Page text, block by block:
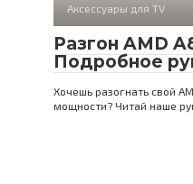
Аксессуары для TV
Разгон AMD
Подробное
Хочешь разогнать свой
мощности? Читай наше